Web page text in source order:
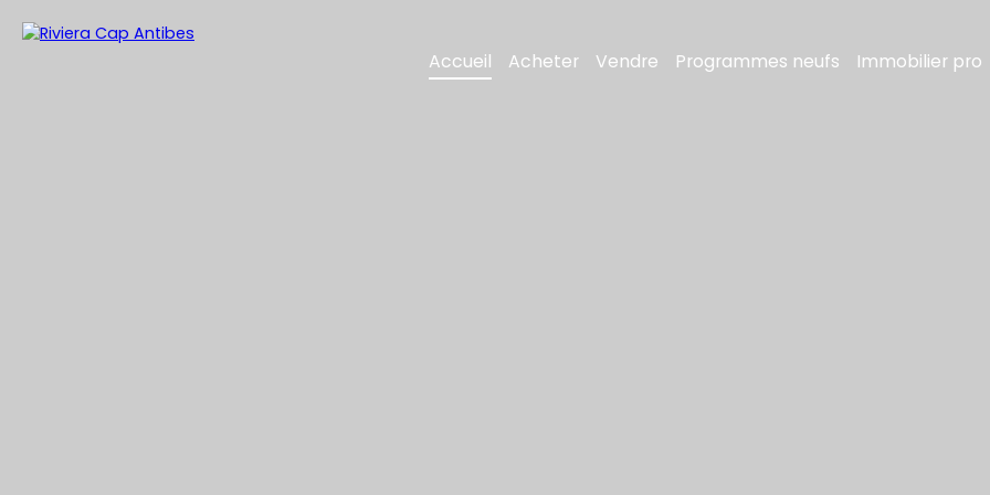
Accueil Acheter Vendre Programmes neufs Immobilier pro